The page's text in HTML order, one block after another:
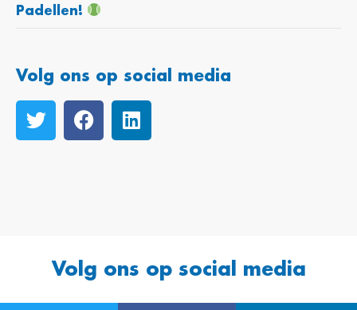
Padellen!
Volg ons op social media
Volg ons op social media